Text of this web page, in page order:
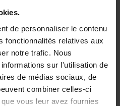
de personnaliser le contenu
fonctionnalités relatives aux
notre trafic. Nous
sur l'utilisation de
de médias sociaux, de
combiner celles-ci
vous leur avez fournies